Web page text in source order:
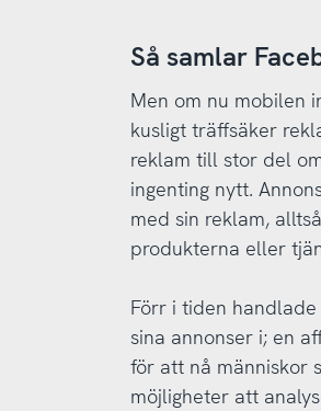
Så samlar
Men om nu mobilen
kusligt träffsäker
reklam till stor del
ingenting nytt.
med sin reklam,
produkterna eller
Förr i tiden
sina annonser i; en
för att nå människor
möjligheter att